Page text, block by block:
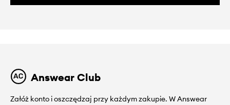
Answear Club
Załóż konto i oszczędzaj przy każdym zakupie. W Answear